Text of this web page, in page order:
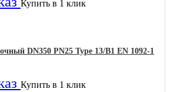
Купить в 1 клик
DN350 PN25 Type 13/B1 EN 1092-1
Купить в 1 клик